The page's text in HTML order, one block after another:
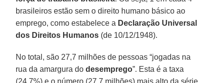
brasileiros estão sem o direito humano básico ao
emprego, como estabelece a Declaração Universal
dos Direitos Humanos (de 10/12/1948).
No total, são 27,7 milhões de pessoas “jogadas na
rua da amargura dodesemprego”. Esta é a taxa
(24,7%) e o número (27,7 milhões) mais alto da série